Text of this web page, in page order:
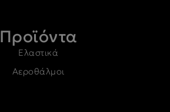
Προϊόντα
Ελαστικά
Αεροθάλμοι